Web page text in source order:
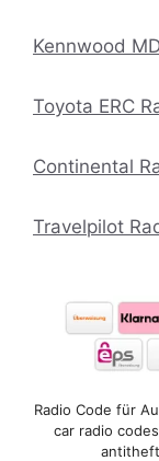
Kennwood
Toyota ERC
Continental
Travelpilot
Radio Code für
car radio